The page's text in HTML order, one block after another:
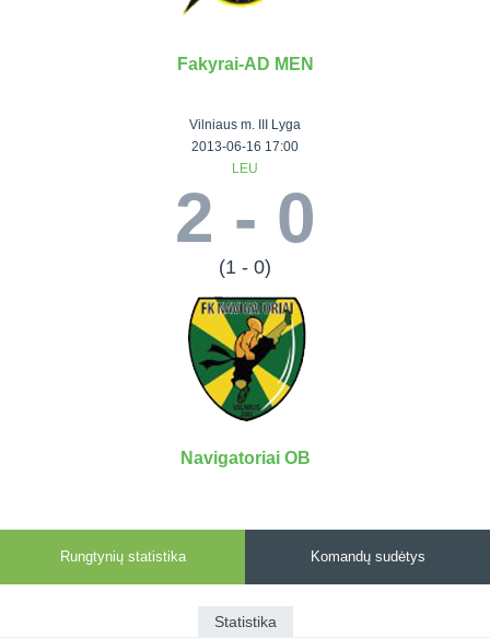
Visi turnyrai
futbolas
Moterų lyga
futbolas
Senjorai 45+
Futsal 45+
Select II
VRFS Futsal
Cup
Aukštaitijos
senjorų
čempionatas
Fakyrai-AD MEN
Vilniaus m. III Lyga
2013-06-16 17:00
LEU
2 - 0
(1 - 0)
Navigatoriai OB
Rungtynių statistika Komandų sudėtys
Statistika